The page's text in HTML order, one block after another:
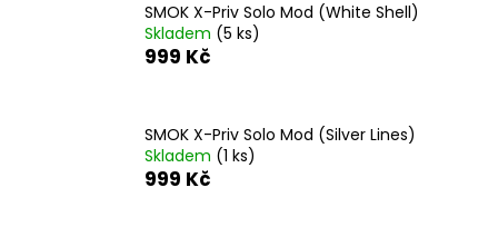
SMOK X-Priv Solo Mod (White Shell)
Skladem (5 ks)
999 Kč
SMOK X-Priv Solo Mod (Silver Lines)
Skladem (1 ks)
999 Kč